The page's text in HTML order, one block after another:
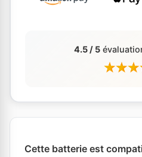
4.5 / 5
Cette batterie est